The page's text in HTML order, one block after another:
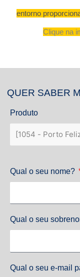
entorno
Clique na
QUER SABER
Produto
Qual o seu nome?
Qual o seu
Qual o seu e-mail